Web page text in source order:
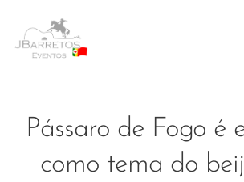
Pássaro de Fogo é
como tema do